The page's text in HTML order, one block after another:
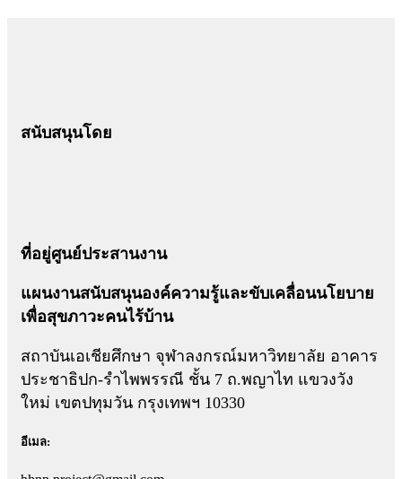
สนับสนุนโดย
ที่อยู่ศูนย์ประสานงาน
แผนงานสนับสนุนองค์ความรู้และขับเคลื่อนนโยบาย
เพื่อสุขภาวะคนไร้บ้าน
สถาบันเอเชียศึกษา จุฬาลงกรณ์มหาวิทยาลัย อาคาร
ประชาธิปก-รำไพพรรณี ชั้น 7 ถ.พญาไท แขวงวัง
ใหม่ เขตปทุมวัน กรุงเทพฯ 10330
อีเมล: